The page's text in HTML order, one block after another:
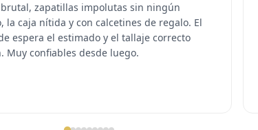
zapatillas impolutas sin ningún
la caja nítida y con calcetines de regalo. El
espera el estimado y el tallaje correcto
Muy confiables desde luego.